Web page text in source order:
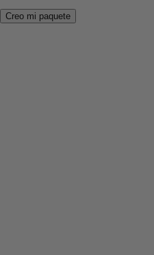
Creo mi paquete